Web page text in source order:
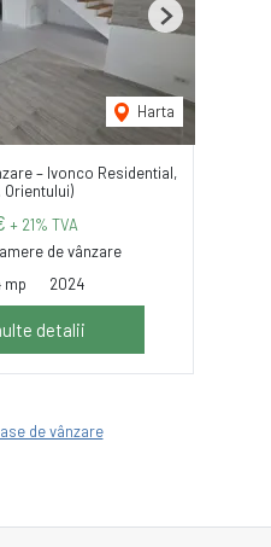
Harta
Next
– Ivonco Residential,
Orientului)
+ 21% TVA
de vânzare
mp 2024
detalii
de vânzare